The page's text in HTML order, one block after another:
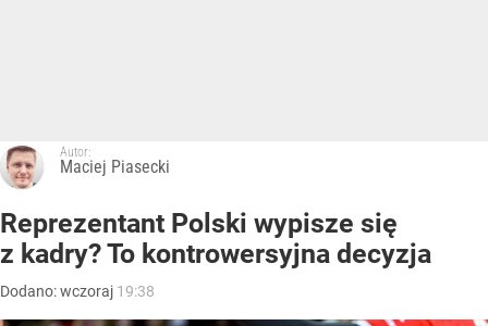
Autor:
Maciej Piasecki
Reprezentant Polski wypisze się
z kadry? To kontrowersyjna decyzja
Dodano:wczoraj 19:38